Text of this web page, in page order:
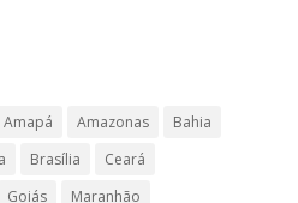
Amapá Amazonas
Bahia
Brasília
Ceará
Goiás
Maranhão